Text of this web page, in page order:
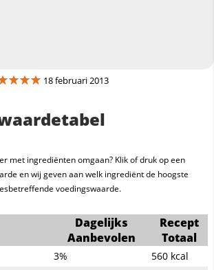
18 februari 2013
met ingrediënten omgaan? Klik of druk op een
en wij geven aan welk ingrediënt de hoogste
voedingswaarde.
Dagelijks
Aanbevolen
Recept
Totaal
3% 560 kcal